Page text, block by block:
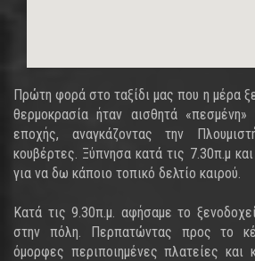
Πρώτη φορά στο ταξίδι μας που η μέρα
θερμοκρασία ήταν αισθητά
εποχής, αναγκάζοντας την
κουβέρτες. Ξύπνησα κατά τις 7.30π.μ
για να δω κάποιο τοπικό δελτίο καιρού.
Κατά τις 9.30π.μ. αφήσαμε το
στην πόλη. Περπατώντας προς το
όμορφες περιποιημένες πλατείες και